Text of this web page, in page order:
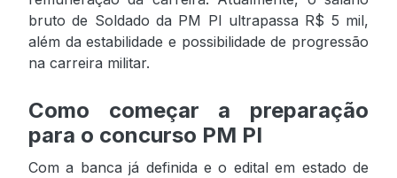
bruto de Soldado da PM PI ultrapassa R$ 5 mil,
além da estabilidade e possibilidade de progressão
na carreira militar.
Como começar a preparação
para o concurso PM PI
Com a banca já definida e o edital em estado de